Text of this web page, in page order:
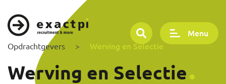
Menu
Opdrachtgevers > Werving en Selectie
Werving en Selectie